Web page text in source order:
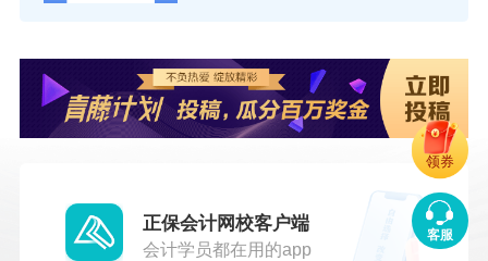
管理公司的投资、业务渠道可以为期货公司所
用，具有竞争力的激励机制可以帮助期货公司吸
“但从实际操作看，业务隔离是风险管理公司
与期货公司分开运营重要优势体现，既符合监管
正保会计网校客户端
会计学员都在用的app
客服
领券